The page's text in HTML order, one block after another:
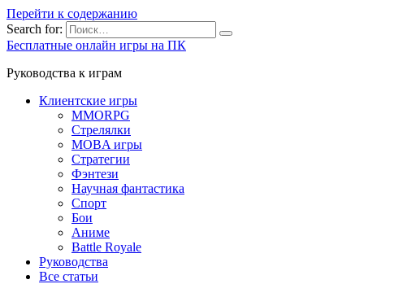
Перейти к содержанию
Search for:
Бесплатные онлайн игры на ПК
Руководства к играм
Клиентские игры
MMORPG
Стрелялки
MOBA игры
Стратегии
Фэнтези
Научная фантастика
Спорт
Бои
Аниме
Battle Royale
Руководства
Все статьи